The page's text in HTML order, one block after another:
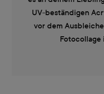
UV-beständigen
vor dem
Fotocollage